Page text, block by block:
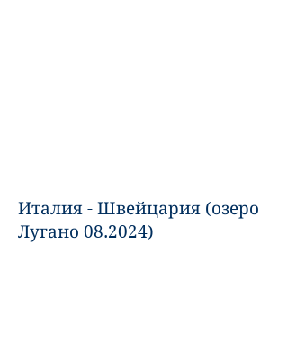
Италия - Швейцария (озеро
Лугано 08.2024)